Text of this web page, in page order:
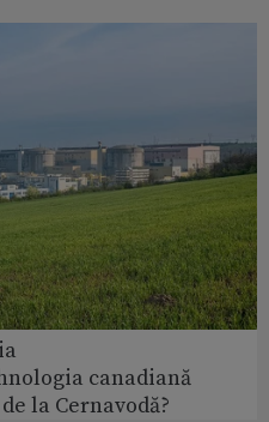
canadiană
la Cernavodă?